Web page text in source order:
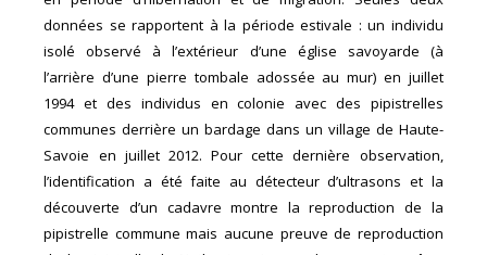
données se rapportent à la période estivale : un individu
isolé observé à l’extérieur d’une église savoyarde (à
l’arrière d’une pierre tombale adossée au mur) en juillet
1994 et des individus en colonie avec des pipistrelles
communes derrière un bardage dans un village de Haute-
Savoie en juillet 2012. Pour cette dernière observation,
l’identification a été faite au détecteur d’ultrasons et la
découverte d’un cadavre montre la reproduction de la
pipistrelle commune mais aucune preuve de reproduction